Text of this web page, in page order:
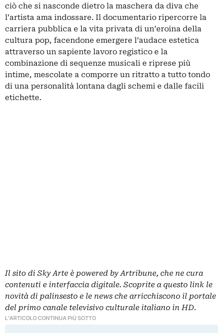
ciò che si nasconde dietro la maschera da diva che
l’artista ama indossare. Il documentario ripercorre la
carriera pubblica e la vita privata di un’eroina della
cultura pop, facendone emergere l’audace estetica
attraverso un sapiente lavoro registico e la
combinazione di sequenze musicali e riprese più
intime, mescolate a comporre un ritratto a tutto tondo
di una personalità lontana dagli schemi e dalle facili
etichette.
Il sito di Sky Arte è powered by Artribune, che ne cura
contenuti e interfaccia digitale. Scoprite a questo link le
novità di palinsesto e le news che arricchiscono il portale
del primo canale televisivo culturale italiano in HD.
L'ARTICOLO CONTINUA PIÙ SOTTO